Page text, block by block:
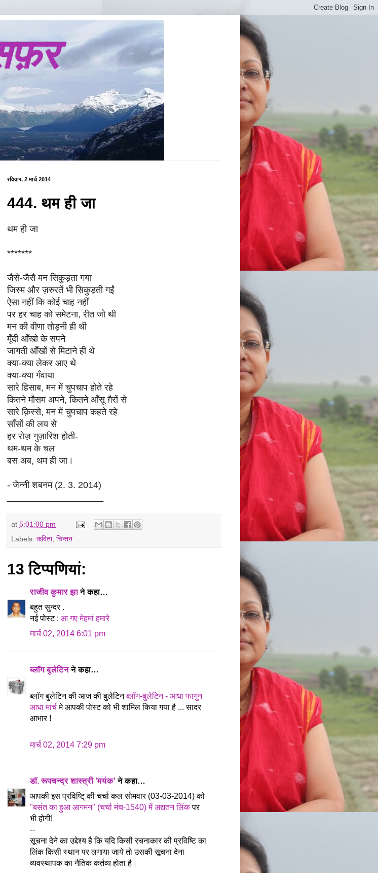
रविवार, 2 मार्च 2014
444. थम ही जा
थम ही जा
*******
जैसे-जैसै मन सिकुड़ता गया
जिस्म और ज़रुरतें भी सिकुड़ती गईं
ऐसा नहीं कि कोई चाह नहीं
पर हर चाह को समेटना,रीत जो थी
मन की वीणा तोड़नी ही थी
मूँदी आँखो के सपने
जागती आँखों सेमिटाने ही थे
क्या-क्या लेकर आए थे
क्या-क्या गँवाया
सारे हिसाब,मन में चुपचाप होते रहे
कितने मौसम अपने,कितने आँसू ग़ैरों से
सारे क़िस्से,मन में चुपचाप कहते रहे
साँसों की लय से
हर रोज़ गुज़ारिश होती-
थम-थम के चल
बस अब, थम ही जा ।
- जेन्नी शबनम (2. 3. 2014)
at 5:01:00 pm
Labels: कविता, चिन्तन
13 टिप्‍पणियां:
राजीव कुमार झाने कहा…
बहुत सुन्दर .
नई पोस्ट : आ गए मेहमां हमारे
मार्च 02, 2014 6:01 pm
ब्लॉग बुलेटिनने कहा…
ब्लॉग बुलेटिन की आज की बुलेटिनब्लॉग-बुलेटिन - आधा फागुन
आधा मार्चमे आपकी पोस्ट को भी शामिल किया गया है ... सादर
आभार !
मार्च 02, 2014 7:29 pm
डॉ. रूपचन्द्र शास्त्री 'मयंक' ने कहा…
आपकी इस प्रविष्टि् की चर्चा कल सोमवार (03-03-2014) को
"बसंत का हुआ आगमन" (चर्चा मंच-1540) में अद्यतन लिंकपर
भी होगी!
--
सूचना देने का उद्देश्य है कि यदि किसी रचनाकार की प्रविष्टि का
लिंक किसी स्थान पर लगाया जाये तो उसकी सूचना देना
व्यवस्थापक का नैतिक कर्तव्य होता है।